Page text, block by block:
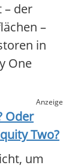
– der
–
in
One
Anzeige
Oder
Two?
um